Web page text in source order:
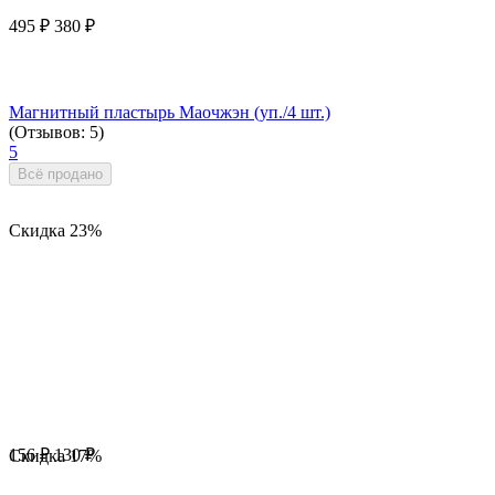
Скидка 23%
495 ₽ 380 ₽
Магнитный пластырь Маочжэн (уп./4 шт.)
(Отзывов: 5)
5
Всё продано
Скидка17%
156 ₽ 130 ₽